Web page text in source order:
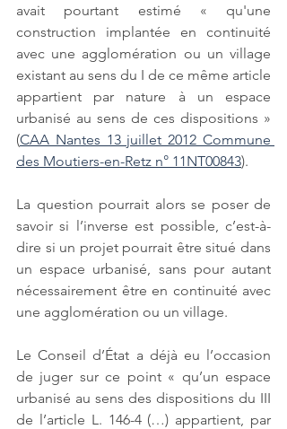
avait pourtant estimé « qu'une
construction implantée en continuité
avec une agglomération ou un village
existant au sens du I de ce même article
appartient par nature à un espace
urbanisé au sens de ces dispositions »
(CAA Nantes 13 juillet 2012 Commune
des Moutiers-en-Retz n° 11NT00843).
La question pourrait alors se poser de
savoir si l’inverse est possible, c’est-à-
dire si un projet pourrait être situé dans
un espace urbanisé, sans pour autant
nécessairement être en continuité avec
une agglomération ou un village.
Le Conseil d’État a déjà eu l’occasion
de juger sur ce point « qu’un espace
urbanisé au sens des dispositions du III
de l’article L. 146-4 (…) appartient, par